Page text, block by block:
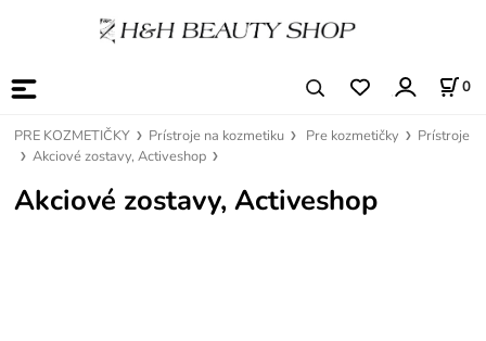
0
PRE KOZMETIČKY Prístroje na kozmetiku Pre kozmetičky
Prístroje
Akciové zostavy, Activeshop
Akciové zostavy, Activeshop